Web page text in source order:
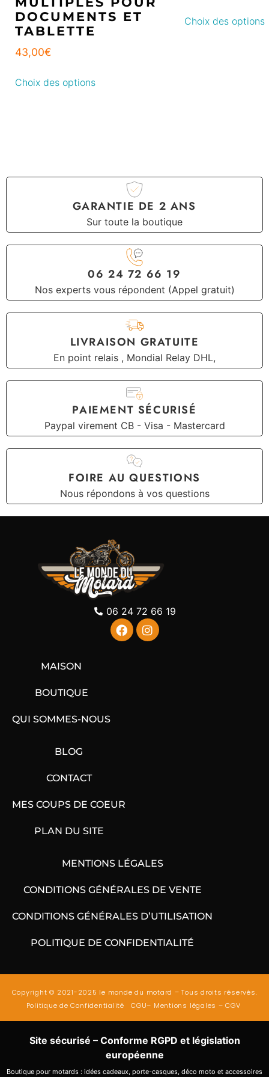
DOCUMENTS ET
TABLETTE
43,00€
Choix des options
Choix des options
GARANTIE DE 2 ANS
Sur toute la boutique
06 24 72 66 19
Nos experts vous répondent (Appel gratuit)
LIVRAISON GRATUITE
En point relais , Mondial Relay DHL,
PAIEMENT SÉCURISÉ
Paypal virement CB - Visa - Mastercard
FOIRE AU QUESTIONS
Nous répondons à vos questions
06 24 72 66 19
MAISON
BOUTIQUE
QUI SOMMES-NOUS
BLOG
CONTACT
MES COUPS DE COEUR
PLAN DU SITE
MENTIONS LÉGALES
CONDITIONS GÉNÉRALES DE VENTE
CONDITIONS GÉNÉRALES D’UTILISATION
POLITIQUE DE CONFIDENTIALITÉ
Copyright © 2021-2025 le monde du motard – Tous droits réservés.
Politique de Confidentialité
CGU– Mentions légales –CGV
Site sécurisé – Conforme RGPD et législation
européenne
Boutique pour motards : idées cadeaux, porte-casques, déco moto et accessoires